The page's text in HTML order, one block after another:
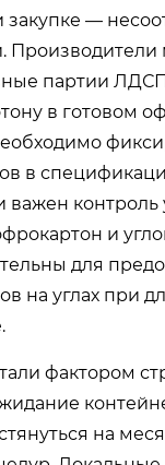
—
Производители
партии
в готовом
в
важен контроль
и
для
на углах при
фактором
на